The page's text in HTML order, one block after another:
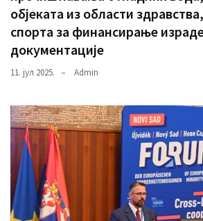
објеката из области
спорта за финансирање
документације
11. јул 2025. Admin